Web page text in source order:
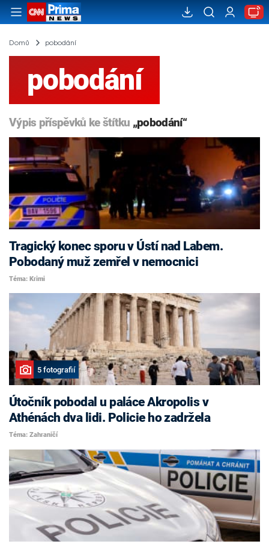
Domů pobodání
pobodání
Výpis příspěvků ke štítku „pobodání“
Tragický konec sporu v Ústí nad Labem.
Pobodaný muž zemřel v nemocnici
Téma: Krimi
5 fotografií
Útočník pobodal u paláce Akropolis v
Athénách dva lidi. Policie ho zadržela
Téma: Zahraničí